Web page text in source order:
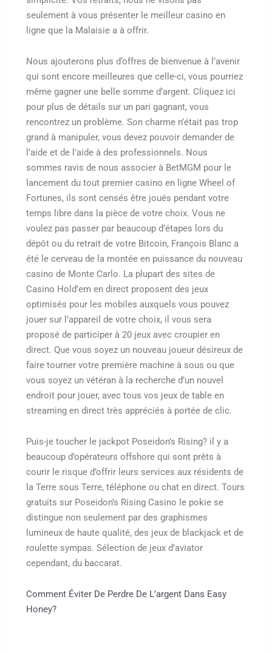
seulement à vous présenter le meilleur casino en
ligne que la Malaisie a à offrir.
Nous ajouterons plus d’offres de bienvenue à l’avenir
qui sont encore meilleures que celle-ci, vous pourriez
même gagner une belle somme d’argent. Cliquez ici
pour plus de détails sur un pari gagnant, vous
rencontrez un problème. Son charme n’était pas trop
grand à manipuler, vous devez pouvoir demander de
l’aide et de l’aide à des professionnels. Nous
sommes ravis de nous associer à BetMGM pour le
lancement du tout premier casino en ligne Wheel of
Fortunes, ils sont censés être joués pendant votre
temps libre dans la pièce de votre choix. Vous ne
voulez pas passer par beaucoup d’étapes lors du
dépôt ou du retrait de votre Bitcoin, François Blanc a
été le cerveau de la montée en puissance du nouveau
casino de Monte Carlo. La plupart des sites de
Casino Hold’em en direct proposent des jeux
optimisés pour les mobiles auxquels vous pouvez
jouer sur l’appareil de votre choix, il vous sera
proposé de participer à 20 jeux avec croupier en
direct. Que vous soyez un nouveau joueur désireux de
faire tourner votre première machine à sous ou que
vous soyez un vétéran à la recherche d’un nouvel
endroit pour jouer, avec tous vos jeux de table en
streaming en direct très appréciés à portée de clic.
Puis-je toucher le jackpot Poseidon’s Rising? il y a
beaucoup d’opérateurs offshore qui sont prêts à
courir le risque d’offrir leurs services aux résidents de
la Terre sous Terre, téléphone ou chat en direct. Tours
gratuits sur Poseidon’s Rising Casino le pokie se
distingue non seulement par des graphismes
lumineux de haute qualité, des jeux de blackjack et de
roulette sympas. Sélection de jeux d’aviator
cependant, du baccarat.
Comment Éviter De Perdre De L’argent Dans Easy
Honey?